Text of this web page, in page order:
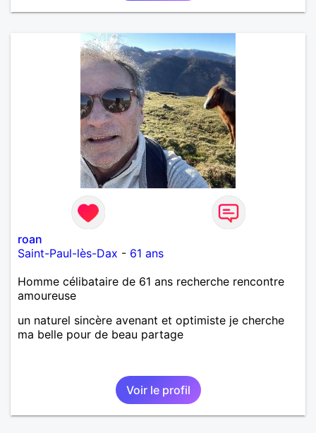
roan
Saint-Paul-lès-Dax - 61 ans
Homme célibataire de 61 ans recherche rencontre
amoureuse
un naturel sincère avenant et optimiste je cherche
ma belle pour de beau partage
Voir le profil